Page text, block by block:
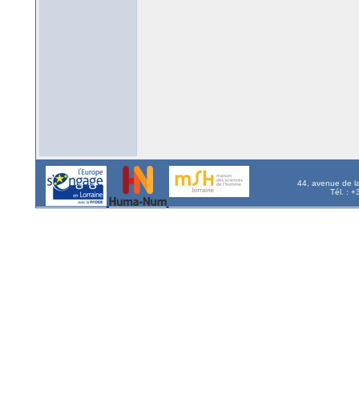
44, avenue de
Tél. :